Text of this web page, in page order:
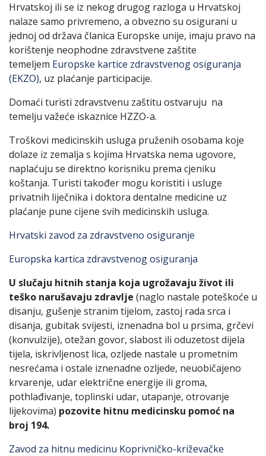
Hrvatskoj ili se iz nekog drugog razloga u Hrvatskoj
nalaze samo privremeno, a obvezno su osigurani u
jednoj od država članica Europske unije, imaju pravo na
korištenje neophodne zdravstvene zaštite
temeljem Europske kartice zdravstvenog osiguranja
(EKZO), uz plaćanje participacije.
Domaći turisti zdravstvenu zaštitu ostvaruju na
temelju važeće iskaznice HZZO-a.
Troškovi medicinskih usluga pruženih osobama koje
dolaze iz zemalja s kojima Hrvatska nema ugovore,
naplaćuju se direktno korisniku prema cjeniku
koštanja. Turisti također mogu koristiti i usluge
privatnih liječnika i doktora dentalne medicine uz
plaćanje pune cijene svih medicinskih usluga.
Hrvatski zavod za zdravstveno osiguranje
Europska kartica zdravstvenog osiguranja
U slučaju hitnih stanja koja ugrožavaju život ili
teško narušavaju zdravlje (naglo nastale poteškoće u
disanju, gušenje stranim tijelom, zastoj rada srca i
disanja, gubitak svijesti, iznenadna bol u prsima, grčevi
(konvulzije), otežan govor, slabost ili oduzetost dijela
tijela, iskrivljenost lica, ozljede nastale u prometnim
nesrećama i ostale iznenadne ozljede, neuobičajeno
krvarenje, udar električne energije ili groma,
pothlađivanje, toplinski udar, utapanje, otrovanje
lijekovima) pozovite hitnu medicinsku pomoć na
broj 194.
Zavod za hitnu medicinu Koprivničko-križevačke